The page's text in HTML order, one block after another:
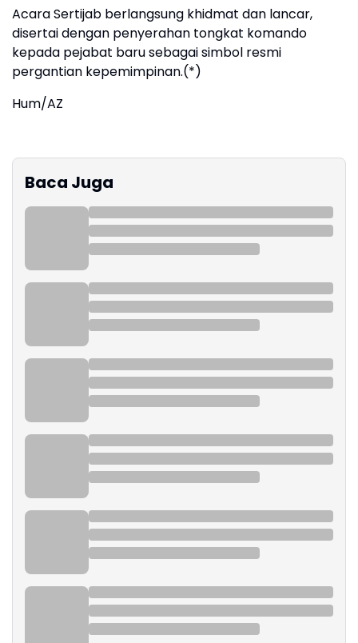
Acara Sertijab berlangsung khidmat dan lancar,
disertai dengan penyerahan tongkat komando
kepada pejabat baru sebagai simbol resmi
pergantian kepemimpinan.(*)
Hum/AZ
Baca Juga